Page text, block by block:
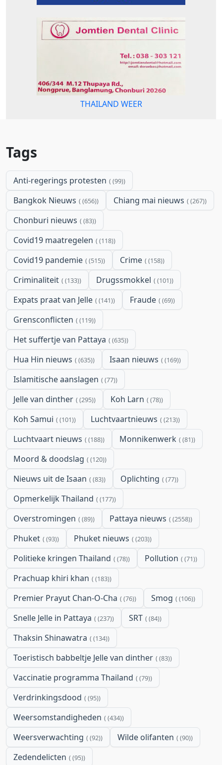
THAILAND WEER
Tags
Anti-regerings protesten (99)
Bangkok Nieuws (656) Chiang mai nieuws (267)
Chonburi nieuws (83)
Covid19 maatregelen (118)
Covid19 pandemie (515) Crime (158)
Criminaliteit (133) Drugssmokkel (101)
Expats praat van Jelle (141) Fraude (69)
Grensconflicten (119)
Het suffertje van Pattaya (635)
Hua Hin nieuws (635) Isaan nieuws (169)
Islamitische aanslagen (77)
Jelle van dinther (295) Koh Larn (78)
Koh Samui (101) Luchtvaartnieuws (213)
Luchtvaart nieuws (188) Monnikenwerk (81)
Moord & doodslag (120)
Nieuws uit de Isaan (83) Oplichting (77)
Opmerkelijk Thailand (177)
Overstromingen (89) Pattaya nieuws (2558)
Phuket (93) Phuket nieuws (203)
Politieke kringen Thailand (78) Pollution (71)
Prachuap khiri khan (183)
Premier Prayut Chan-O-Cha (76) Smog (106)
Snelle Jelle in Pattaya (237) SRT (84)
Thaksin Shinawatra (134)
Toeristisch babbeltje Jelle van dinther (83)
Vaccinatie programma Thailand (79)
Verdrinkingsdood (95)
Weersomstandigheden (434)
Weersverwachting (92) Wilde olifanten (90)
Zedendelicten (95)